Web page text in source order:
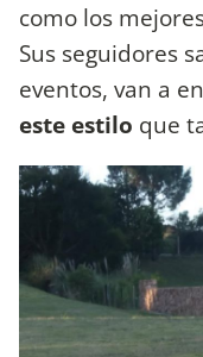
como los
Sus seguidores
eventos, van a
este estilo que